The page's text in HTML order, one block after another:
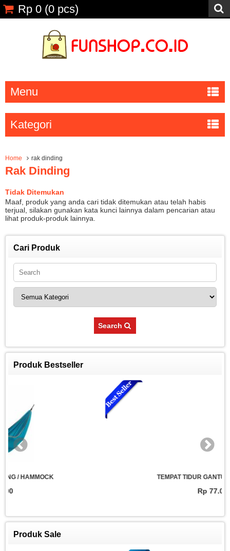
Rp 0 (0 pcs)
Menu
Kategori
Home rak dinding
Rak Dinding
Tidak Ditemukan
Maaf, produk yang anda cari tidak ditemukan atau telah habis
terjual, silakan gunakan kata kunci lainnya dalam pencarian atau
lihat produk-produk lainnya.
Cari Produk
Search
Produk Bestseller
TEMPAT TIDUR GANTUNG / HAMMOCK
Produk Sale